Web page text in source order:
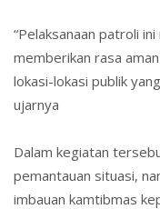
“Pelaksanaan patroli
memberikan rasa
lokasi-lokasi publik
ujarnya
Dalam kegiatan
pemantauan situasi,
imbauan kamtibmas